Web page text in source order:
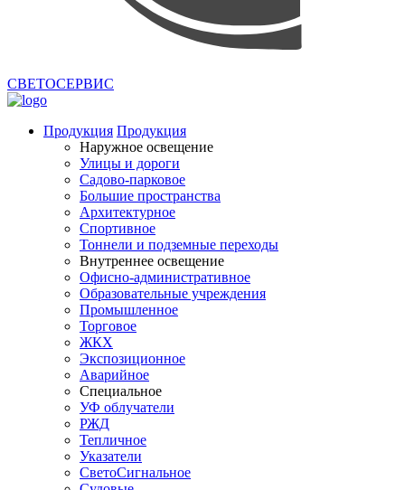
СВЕТОСЕРВИС
Продукция Продукция
Наружное освещение
Улицы и дороги
Садово-парковое
Большие пространства
Архитектурное
Спортивное
Тоннели и подземные переходы
Внутреннее освещение
Офисно-административное
Образовательные учреждения
Промышленное
Торговое
ЖКХ
Экспозиционное
Аварийное
Специальное
УФ облучатели
РЖД
Тепличное
Указатели
СветоСигнальное